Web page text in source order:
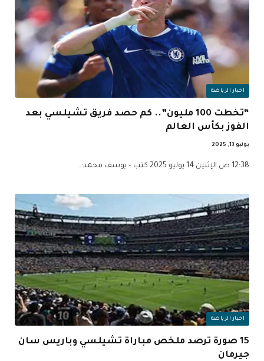
اخبار الرياضة
“تخطت 100 مليون”.. كم حصد فريق تشيلسي بعد
الفوز بكأس العالم
يوليو 13, 2025
12:38 ص الإثنين 14 يوليو 2025 كتب – يوسف محمد:…
اخبار الرياضة
15 صورة ترصد ملخص مباراة تشيلسي وباريس سان
جيرمان